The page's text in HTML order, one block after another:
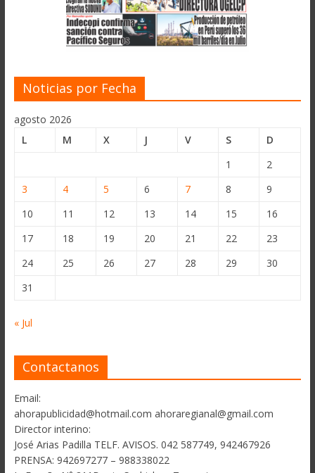
Noticias por Fecha
agosto 2026
L
M X J V S
D
1
2
3
4 5 6 7 8
9
10
11 12 13 14 15
16
17
18 19 20 21 22
23
24
25 26 27 28 29
30
31
« Jul
Contactanos
Email:
ahorapublicidad@hotmail.com ahoraregianal@gmail.com
Director interino:
José Arias Padilla TELF. AVISOS. 042 587749, 942467926
PRENSA: 942697277 – 988338022